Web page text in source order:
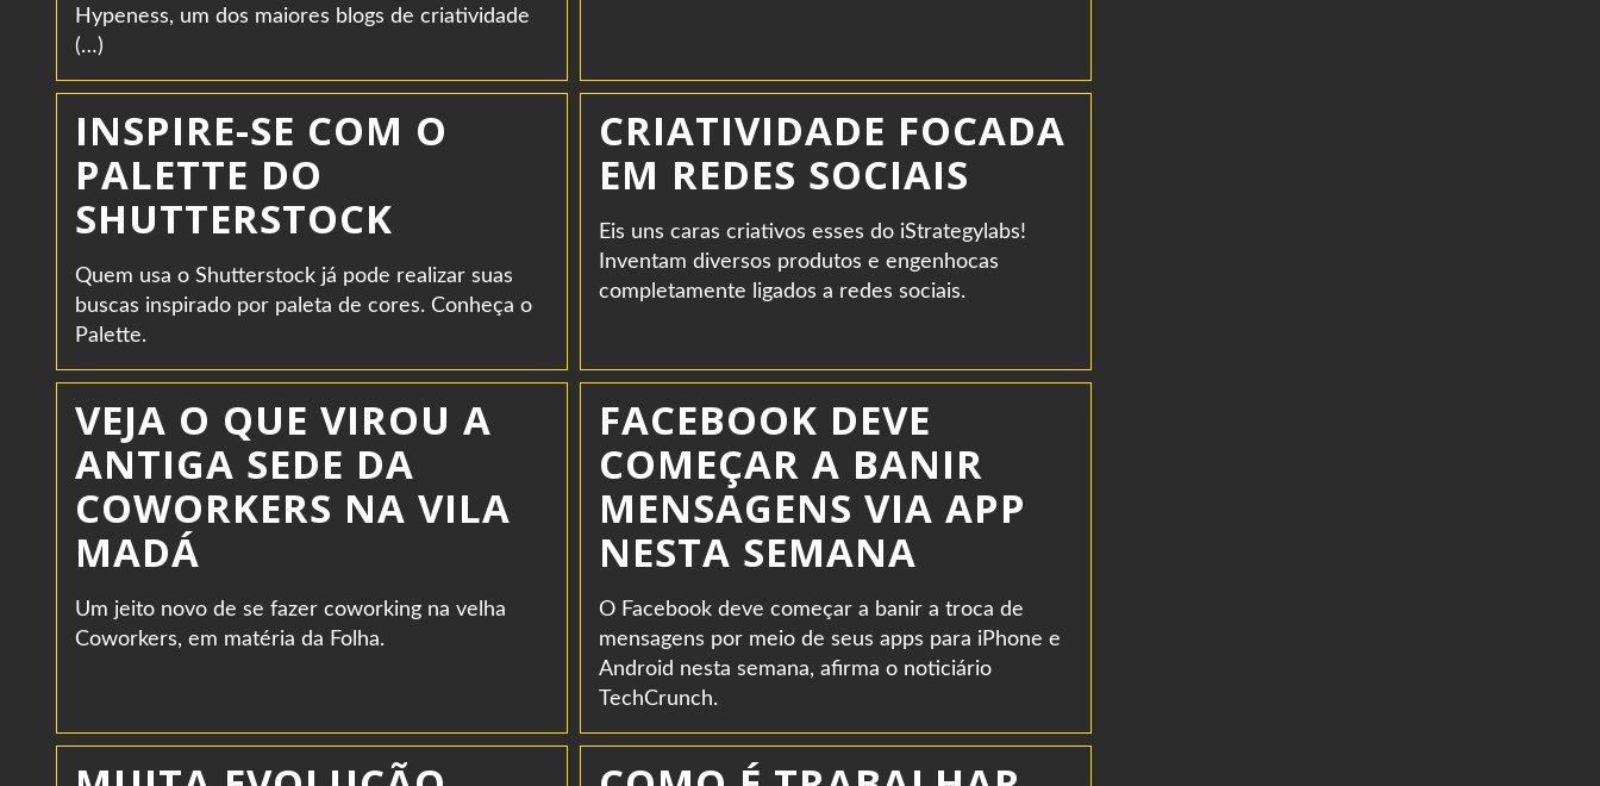
Hypeness, um dos maiores blogs de criatividade
(…)
INSPIRE-SE COM O
PALETTE DO
SHUTTERSTOCK
Quem usa o Shutterstock já pode realizar suas
buscas inspirado por paleta de cores. Conheça o
Palette.
CRIATIVIDADE FOCADA
EM REDES SOCIAIS
Eis uns caras criativos esses do iStrategylabs!
Inventam diversos produtos e engenhocas
completamente ligados a redes sociais.
VEJA O QUE VIROU A
ANTIGA SEDE DA
COWORKERS NA VILA
MADÁ
Um jeito novo de se fazer coworking na velha
Coworkers, em matéria da Folha.
FACEBOOK DEVE
COMEÇAR A BANIR
MENSAGENS VIA APP
NESTA SEMANA
O Facebook deve começar a banir a troca de
mensagens por meio de seus apps para iPhone e
Android nesta semana, afirma o noticiário
TechCrunch.